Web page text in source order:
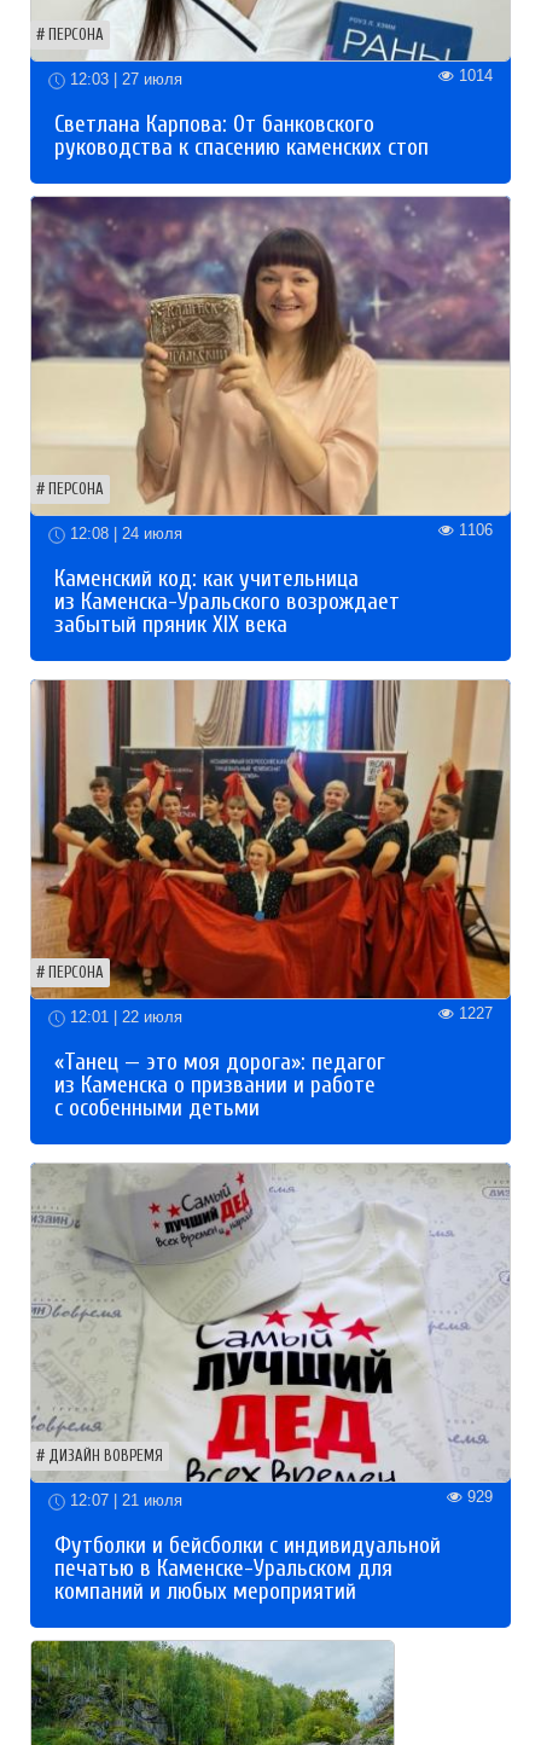
ПЕРСОНА
12:03 | 27 июля 1014
Светлана Карпова: От банковского
руководства к спасению каменских стоп
ПЕРСОНА
12:08 | 24 июля 1106
Каменский код: как учительница
из Каменска-Уральского возрождает
забытый пряник XIX века
ПЕРСОНА
12:01 | 22 июля 1227
«Танец — это моя дорога»: педагог
из Каменска о призвании и работе
с особенными детьми
ДИЗАЙН ВОВРЕМЯ
12:07 | 21 июля 929
Футболки и бейсболки с индивидуальной
печатью в Каменске-Уральском для
компаний и любых мероприятий